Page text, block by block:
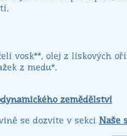
vosk**, olej z lískových
z medu*.
zemědělství
se dozvíte v sekci Naše